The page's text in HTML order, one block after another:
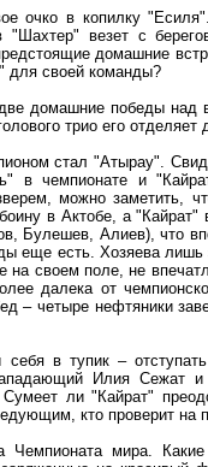
очко в копилку
"Шахтер" везет с
домашние
для своей команды?
домашние победы над
трио его отделяет
стал "Атырау".
в чемпионате и
можно заметить,
в Актобе, а
Булешев, Алиев), что
еще есть. Хозяева лишь
своем поле, не
далека от
– четыре нефтяники
себя в тупик –
Илия Сежат
ли "Кайрат"
кто проверит на
мира. Какие